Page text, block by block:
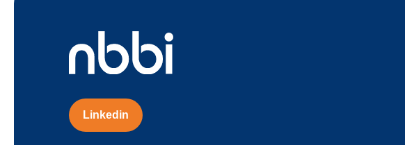
Linkedin